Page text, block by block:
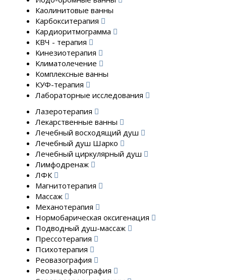
Каолинитовые ванны
Карбокситерапия
Кардиоритмограмма
КВЧ - терапия
Кинезиотерапия
Климатолечение
Комплексные ванны
КУФ-терапия
Лабораторные исследования
Лазеротерапия
Лекарственные ванны
Лечебный восходящий душ
Лечебный душ Шарко
Лечебный циркулярный душ
Лимфодренаж
ЛФК
Магнитотерапия
Массаж
Механотерапия
Нормобарическая оксигенация
Подводный душ-массаж
Прессотерапия
Психотерапия
Реовазография
Реоэнцефалография